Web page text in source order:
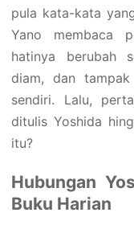
pula kata-kata
Yano membaca
hatinya berubah
diam, dan
sendiri. Lalu,
ditulis Yoshida
itu?
Hubungan
Buku Harian